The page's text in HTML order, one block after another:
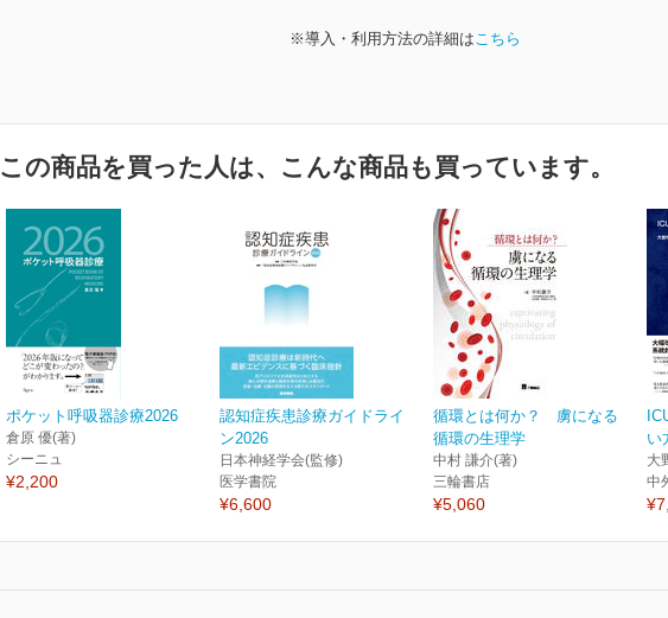
※導入・利用方法の詳細はこちら
この商品を買った人は、こんな商品も買っています。
ポケット呼吸器診療2026
倉原 優(著)
シーニュ
¥2,200
認知症疾患診療ガイドライ
ン2026
日本神経学会(監修)
医学書院
¥6,600
循環とは何か？ 虜になる
循環の生理学
中村 謙介(著)
三輪書店
¥5,060
い
大
中